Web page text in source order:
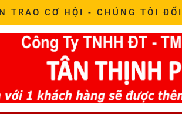
TRAO CƠ HỘI - CHÚNG TÔI